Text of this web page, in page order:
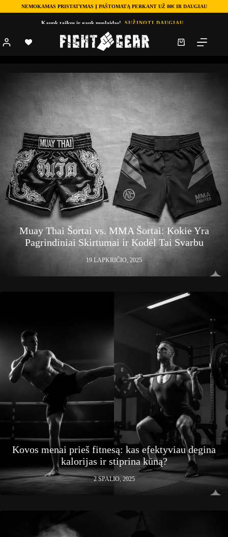
NEMOKAMAS PRISTATYMAS Į PAŠTOMATĄ PERKANT UŽ 80€ IR DAUGIAU
Kaupk taškus ir gauk nuolaidas! SUŽINOTI DAUGIAU
Muay Thai Šortai vs. MMA Šortai: Kokie Yra
Pagrindiniai Skirtumai ir Kodėl Tai Svarbu
19 LAPKRIČIO, 2025
Kovos menai prieš fitnesą: kas efektyviau degina
kalorijas ir stiprina kūną?
2 SPALIO, 2025